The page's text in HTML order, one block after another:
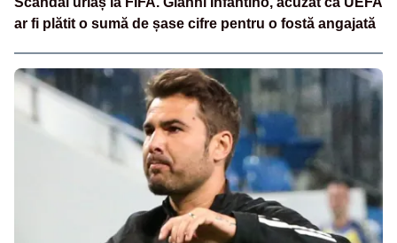
ar fi plătit o sumă de șase cifre pentru o fostă angajată